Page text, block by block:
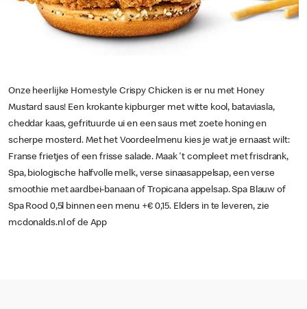
Onze heerlijke Homestyle Crispy Chicken is er nu met Honey
Mustard saus! Een krokante kipburger met witte kool, bataviasla,
cheddar kaas, gefrituurde ui en een saus met zoete honing en
scherpe mosterd. Met het Voordeelmenu kies je wat je ernaast wilt:
Franse frietjes of een frisse salade. Maak 't compleet met frisdrank,
Spa, biologische halfvolle melk, verse sinaasappelsap, een verse
smoothie met aardbei-banaan of Tropicana appelsap. Spa Blauw of
Spa Rood 0,5l binnen een menu +€ 0,15. Elders in te leveren, zie
mcdonalds.nl of de App